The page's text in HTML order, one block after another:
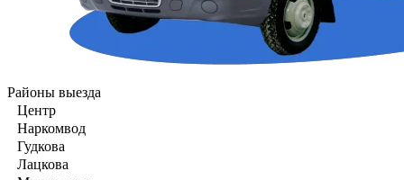
Районы выезда
Центр
Наркомвод
Гудкова
Лацкова